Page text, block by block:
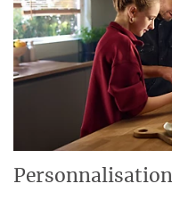
Personnalisation